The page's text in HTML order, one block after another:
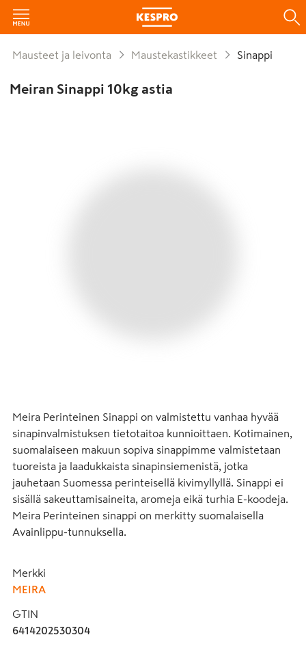
Mausteet ja leivonta Maustekastikkeet Sinappi
Meiran Sinappi 10kg astia
Meira Perinteinen Sinappi on valmistettu vanhaa hyvää
sinapinvalmistuksen tietotaitoa kunnioittaen. Kotimainen,
suomalaiseen makuun sopiva sinappimme valmistetaan
tuoreista ja laadukkaista sinapinsiemenistä, jotka
jauhetaan Suomessa perinteisellä kivimyllyllä. Sinappi ei
sisällä sakeuttamisaineita, aromeja eikä turhia E-koodeja.
Meira Perinteinen sinappi on merkitty suomalaisella
Avainlippu-tunnuksella.
Merkki
MEIRA
GTIN
6414202530304